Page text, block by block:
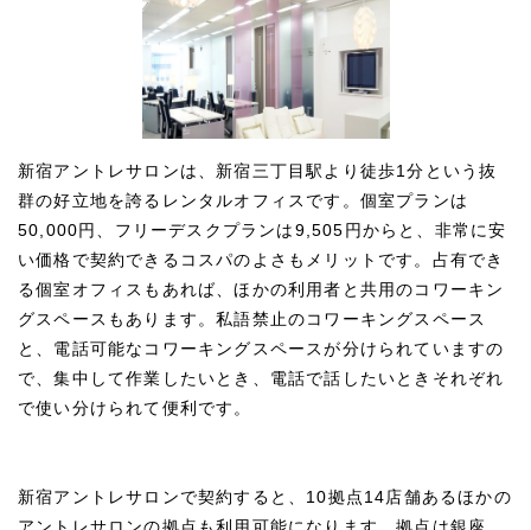
新宿アントレサロンは、新宿三丁目駅より徒歩1分という抜
群の好立地を誇るレンタルオフィスです。個室プランは
50,000円、フリーデスクプランは9,505円からと、非常に安
い価格で契約できるコスパのよさもメリットです。占有でき
る個室オフィスもあれば、ほかの利用者と共用のコワーキン
グスペースもあります。私語禁止のコワーキングスペース
と、電話可能なコワーキングスペースが分けられていますの
で、集中して作業したいとき、電話で話したいときそれぞれ
で使い分けられて便利です。
新宿アントレサロンで契約すると、10拠点14店舗あるほかの
アントレサロンの拠点も利用可能になります。拠点は銀座、